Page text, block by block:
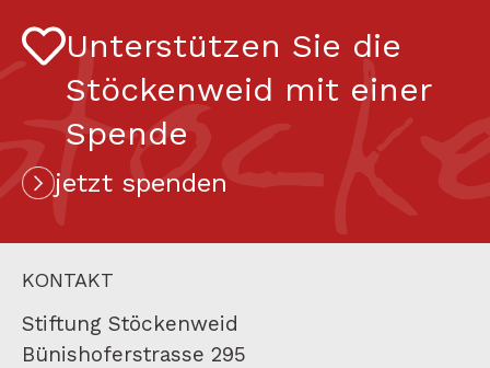
Unterstützen Sie die
Stöckenweid mit einer
Spende
jetzt spenden
KONTAKT
Stiftung Stöckenweid
Bünishoferstrasse 295